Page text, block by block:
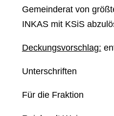
Gemeinderat von
INKAS mit KSiS
Deckungsvorschlag:
Unterschriften
Für die Fraktion